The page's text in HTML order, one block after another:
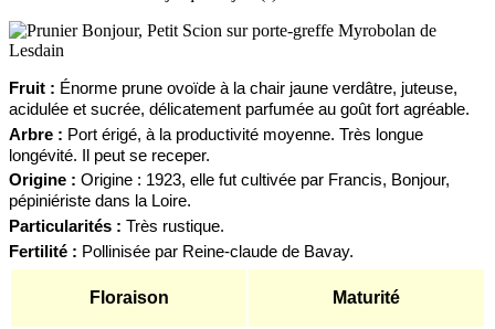
Fruit : Énorme prune ovoïde à la chair jaune verdâtre, juteuse,
acidulée et sucrée, délicatement parfumée au goût fort agréable.
Arbre : Port érigé, à la productivité moyenne. Très longue
longévité. I
peut se receper.
Origine : Origine : 1923, elle fut cultivée par Francis, Bonjour,
pépiniériste dans la Loire.
Particularités : Très rustique.
Fertilité : Pollinisée par Reine-claude de Bavay.
Floraison Maturité